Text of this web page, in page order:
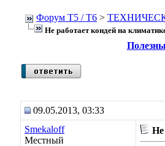
Форум Т5 / T6 >
Не работает кондей на
09.05.2013, 03:33
Smekaloff
Местный
Не